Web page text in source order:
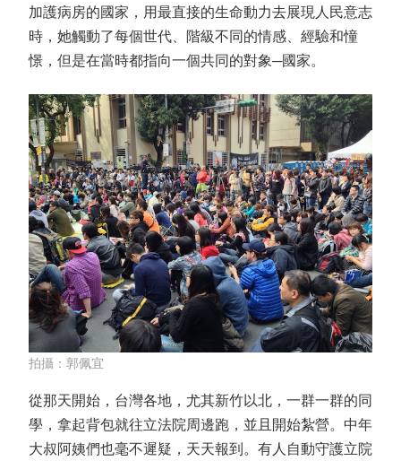
加護病房的國家，用最直接的生命動力去展現人民意志
時，她觸動了每個世代、階級不同的情感、經驗和憧
憬，但是在當時都指向一個共同的對象─國家。
拍攝：郭佩宜
從那天開始，台灣各地，尤其新竹以北，一群一群的同
學，拿起背包就往立法院周邊跑，並且開始紮營。中年
大叔阿姨們也毫不遲疑，天天報到。有人自動守護立院